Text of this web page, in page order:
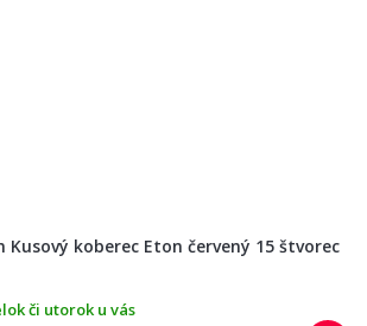
Kusový koberec Eton červený 15 štvorec
či utorok u vás